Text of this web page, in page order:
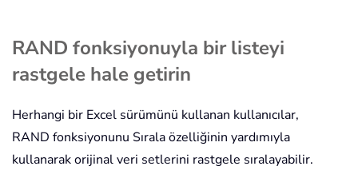
RAND fonksiyonuyla bir listeyi
rastgele hale getirin
Herhangi bir Excel sürümünü kullanan kullanıcılar,
RAND fonksiyonunu Sırala özelliğinin yardımıyla
kullanarak orijinal veri setlerini rastgele sıralayabilir.